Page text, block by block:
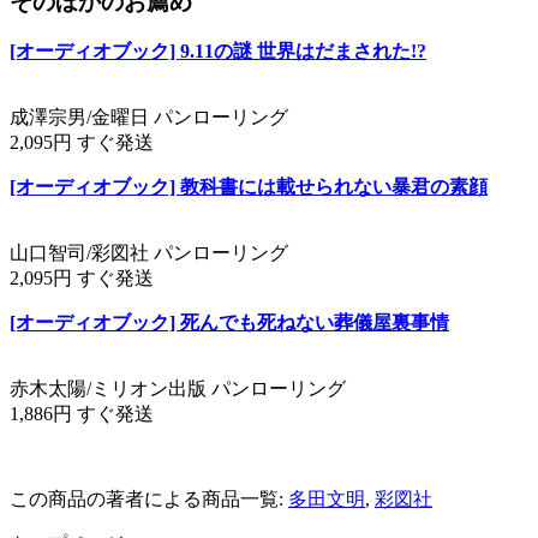
[オーディオブック] 9.11の謎 世界はだまされた!?
成澤宗男/金曜日 パンローリング
2,095円 すぐ発送
[オーディオブック] 教科書には載せられない暴君の素顔
山口智司/彩図社 パンローリング
2,095円 すぐ発送
[オーディオブック] 死んでも死ねない葬儀屋裏事情
赤木太陽/ミリオン出版 パンローリング
1,886円 すぐ発送
この商品の著者による商品一覧: 多田文明, 彩図社